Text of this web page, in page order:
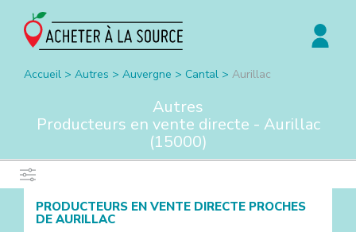
Accueil > Autres > Auvergne > Cantal > Aurillac
Autres
Producteurs en vente directe - Aurillac
(15000)
PRODUCTEURS EN VENTE DIRECTE PROCHES
DE AURILLAC